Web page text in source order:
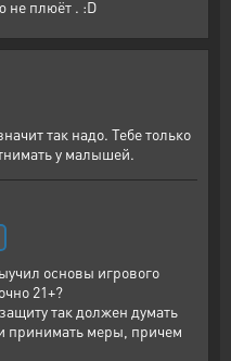
не плюёт . :D
так надо. Тебе только
у малышей.
основы игрового
21+?
так должен думать
принимать меры, причем